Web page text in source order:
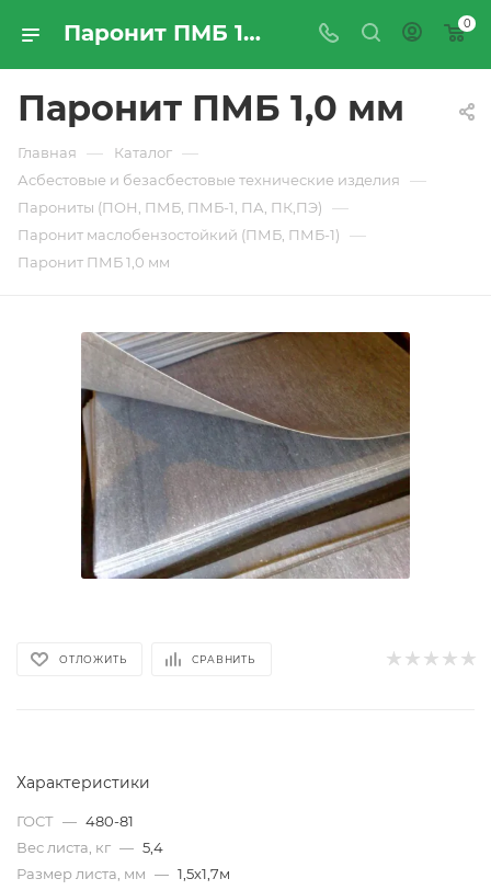
Паронит ПМБ 1,0 мм - купить по цене производителя с доставкой по Москве и России | ПРОМРЕСУРССЕРВИС 0
Паронит ПМБ 1,0 мм
Главная — Каталог —
Асбестовые и безасбестовые технические изделия —
Парониты (ПОН, ПМБ, ПМБ-1, ПА, ПК,ПЭ) —
Паронит маслобензостойкий (ПМБ, ПМБ-1) —
Паронит ПМБ 1,0 мм
ОТЛОЖИТЬ СРАВНИТЬ
Характеристики
ГОСТ — 480-81
Вес листа, кг — 5,4
Размер листа, мм — 1,5х1,7м